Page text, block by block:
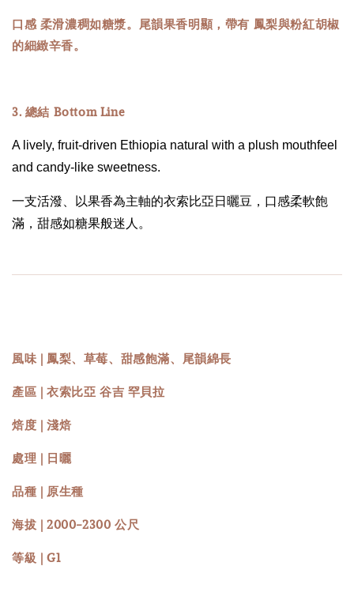
口感 柔滑濃稠如糖漿。尾韻果香明顯，帶有 鳳梨與粉紅胡椒
的細緻辛香。
3. 總結 Bottom Line
A lively, fruit-driven Ethiopia natural with a plush mouthfeel
and candy-like sweetness.
一支活潑、以果香為主軸的衣索比亞日曬豆，口感柔軟飽
滿，甜感如糖果般迷人。
風味 | 鳳梨、草莓、甜感飽滿、尾韻綿長
產區 | 衣索比亞 谷吉 罕貝拉
焙度 | 淺焙
處理 | 日曬
品種 | 原生種
海拔 | 2000-2300 公尺
等級 | G1